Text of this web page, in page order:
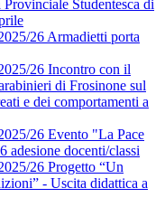
Studentesca di
26 Armadietti porta
26 Incontro con il
di Frosinone sul
e dei comportamenti a
26 Evento "La Pace
adesione docenti/classi
26 Progetto “Un
- Uscita didattica a